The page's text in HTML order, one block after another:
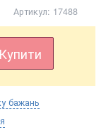
Артикул: 17488
Купити
бажань